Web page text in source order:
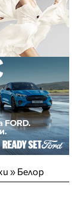
» Белор